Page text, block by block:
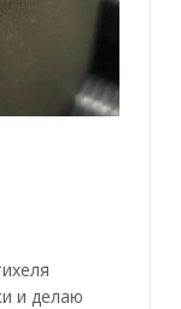
и делаю